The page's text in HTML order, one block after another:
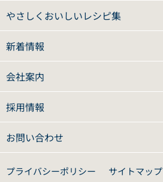
やさしくおいしいレシピ集
新着情報
会社案内
採用情報
お問い合わせ
プライバシーポリシー サイトマップ